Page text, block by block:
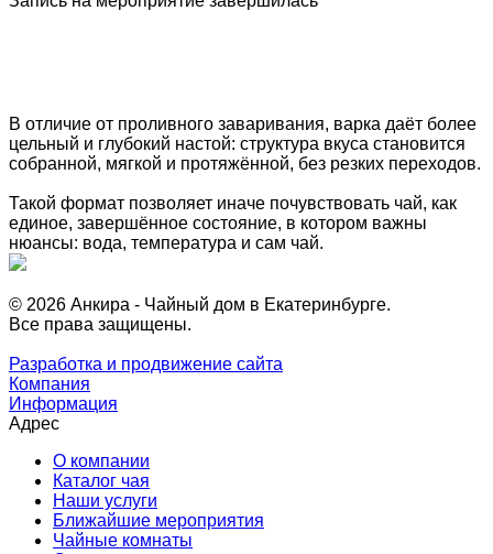
В отличие от проливного заваривания, варка даёт более
цельный и глубокий настой: структура вкуса становится
собранной, мягкой и протяжённой, без резких переходов.
Такой формат позволяет иначе почувствовать чай, как
единое, завершённое состояние, в котором важны
нюансы: вода, температура и сам чай.
© 2026 Анкира - Чайный дом в Екатеринбурге.
Все права защищены.
Разработка и продвижение сайта
Компания
Информация
Адрес
О компании
Каталог чая
Наши услуги
Ближайшие мероприятия
Чайные комнаты